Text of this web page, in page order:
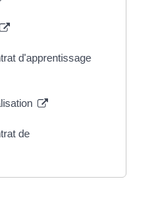
d'apprentissage
de